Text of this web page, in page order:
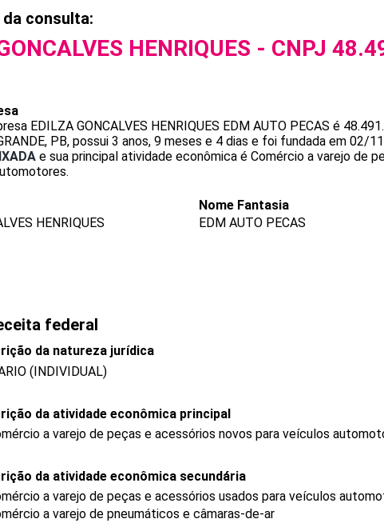
consulta:
HENRIQUES - CNPJ
EDILZA GONCALVES HENRIQUES EDM AUTO PECAS é
PB, possui 3 anos, 9 meses e 4 dias e foi fundada em 02/
e sua principal atividade econômica é Comércio a varejo de
HENRIQUES
Nome Fantasia
EDM AUTO PECAS
federal
da natureza jurídica
(INDIVIDUAL)
da atividade econômica principal
a varejo de peças e acessórios novos para veículos
da atividade econômica secundária
a varejo de peças e acessórios usados para veículos
a varejo de pneumáticos e câmaras-de-ar